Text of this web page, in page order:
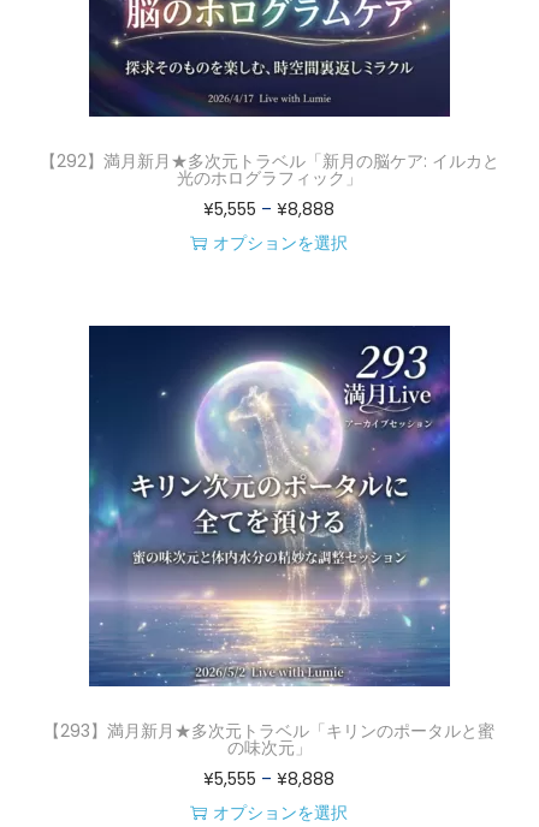
【292】満月新月★多次元トラベル「新月の脳ケア: イルカと
光のホログラフィック」
¥5,555 –¥8,888
格
5
,
5
5
5
–
¥
8
,
8
8
オプションを選択
商
品
に
は
複
数
の
バ
リ
エ
ー
ョ
ン
が
【293】満月新月★多次元トラベル「キリンのポータルと蜜
の味次元」
¥5,555 –¥8,888
格
オプションを選択